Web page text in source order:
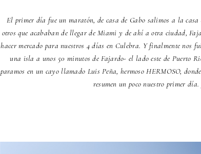
El primer día fue un maratón, de casa de Gabo salimos a la
otros que acababan de llegar de Miami y de ahí a otra ciudad,
hacer mercado para nuestros 4 días en Culebra. Y finalmente nos
una isla a unos 50 minutos de Fajardo- el lado este de Puerto
paramos en un cayo llamado Luis Peña, hermoso HERMOSO,
resumen un poco nuestro primer día.